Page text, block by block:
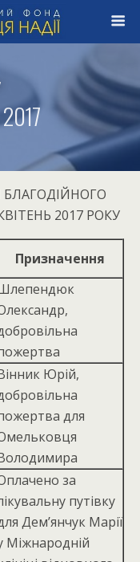
БЛАГОДІЙНОГО
2017 РОКУ
Призначення
Юрій,
для
за
путівку
Дем’янчук Марії
Міжнародній